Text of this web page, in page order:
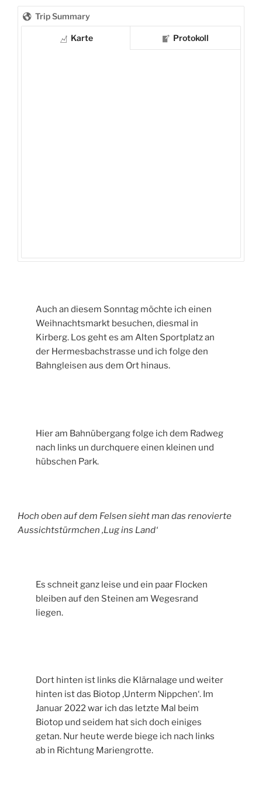
Trip Summary
Karte Protokoll
Auch an diesem Sonntag möchte ich einen
Weihnachtsmarkt besuchen, diesmal in
Kirberg. Los geht es am Alten Sportplatz an
der Hermesbachstrasse und ich folge den
Bahngleisen aus dem Ort hinaus.
Hier am Bahnübergang folge ich dem Radweg
nach links un durchquere einen kleinen und
hübschen Park.
Hoch oben auf dem Felsen sieht man das renovierte
Aussichtstürmchen ‚Lug ins Land‘
Es schneit ganz leise und ein paar Flocken
bleiben auf den Steinen am Wegesrand
liegen.
Dort hinten ist links die Klärnalage und weiter
hinten ist das Biotop ‚Unterm Nippchen‘. Im
Januar 2022 war ich das letzte Mal beim
Biotop und seidem hat sich doch einiges
getan. Nur heute werde biege ich nach links
ab in Richtung Mariengrotte.